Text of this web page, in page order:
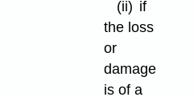
(ii) if
the loss
or
damage
is of a